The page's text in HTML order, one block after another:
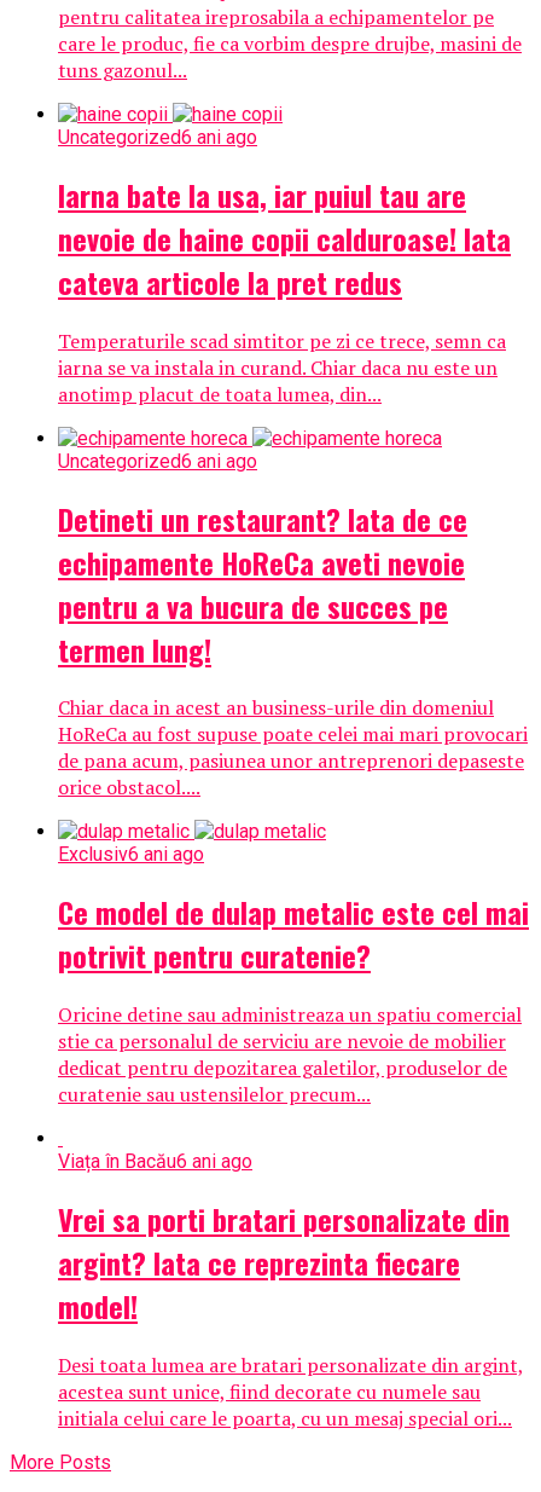
pentru calitatea ireprosabila a echipamentelor pe
care le produc, fie ca vorbim despre drujbe, masini de
tuns gazonul...
Uncategorized6 ani ago
Iarna bate la usa, iar puiul tau are
nevoie de haine copii calduroase! Iata
cateva articole la pret redus
Temperaturile scad simtitor pe zi ce trece, semn ca
iarna se va instala in curand. Chiar daca nu este un
anotimp placut de toata lumea, din...
Uncategorized6 ani ago
Detineti un restaurant? Iata de ce
echipamente HoReCa aveti nevoie
pentru a va bucura de succes pe
termen lung!
Chiar daca in acest an business-urile din domeniul
HoReCa au fost supuse poate celei mai mari provocari
de pana acum, pasiunea unor antreprenori depaseste
orice obstacol....
Exclusiv6 ani ago
Ce model de dulap metalic este cel mai
potrivit pentru curatenie?
Oricine detine sau administreaza un spatiu comercial
stie ca personalul de serviciu are nevoie de mobilier
dedicat pentru depozitarea galetilor, produselor de
curatenie sau ustensilelor precum...
Viața în Bacău6 ani ago
Vrei sa porti bratari personalizate din
argint? Iata ce reprezinta fiecare
model!
Desi toata lumea are bratari personalizate din argint,
acestea sunt unice, fiind decorate cu numele sau
initiala celui care le poarta, cu un mesaj special ori...
More Posts